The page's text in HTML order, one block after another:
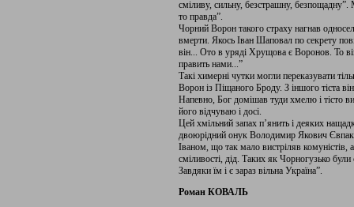
сміливу, сильну, безстрашну,
то правда”.
Чорний Ворон такого страху нагнав
вмерти. Якось Іван Шаповал по секрету
він... Ото в уряді Хрущова є Воронов. То
править нами...”
Такі химерні чутки могли переказувати
Ворон із Піщаного Броду. З іншого тіста
Напевно, Бог домішав туди хмелю і тісто
його відчуваю і досі.
Цей хмільний запах п’янить і деяких
двоюрідний онук Володимир Якович
Іваном, що так мало вистріляв
сміливості, дід. Таких як Чорногузько
Завдяки їм і є зараз вільна Україна”.
Роман КОВАЛЬ